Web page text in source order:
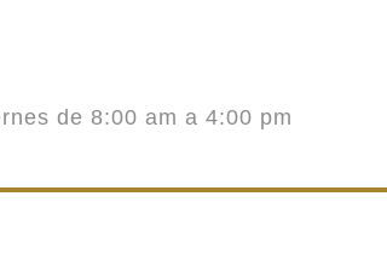
de 8:00 am a 4:00 pm